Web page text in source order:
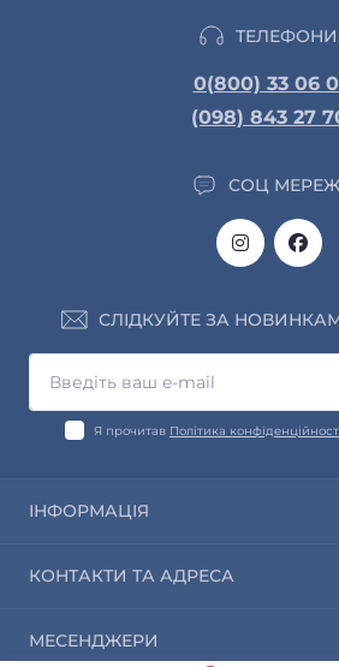
0(800) 33 06
(098) 843 27
СОЦ
СЛІДКУЙТЕ ЗА
Я прочитав Політика
ІНФОРМАЦІЯ
Інформація про доставку та оплату
Політика конфіденційності
КОНТАКТИ ТА АДРЕСА
МЕСЕНДЖЕРИ